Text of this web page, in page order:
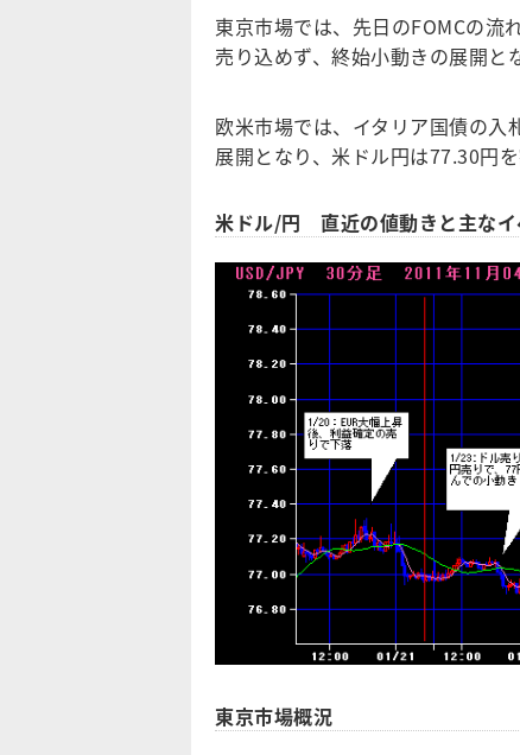
東京市場では、先日のFOMCの流
売り込めず、終始小動きの展開と
欧米市場では、イタリア国債の入
展開となり、米ドル円は77.30円
米ドル/円 直近の値動きと主なイ
東京市場概況